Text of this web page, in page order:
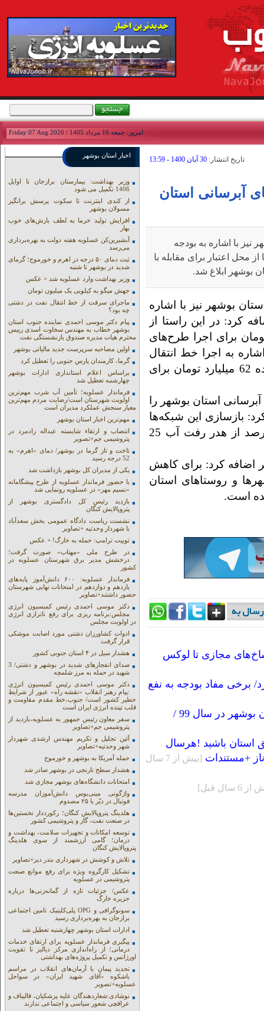
امروز: جمعه 16 مرداد 1405 / Friday 07 Aug 2026
تاريخ انتشار: 30 آبان 1400 - 13:59
آبرسانی استان
با اشاره به بودجه
محل اعتبار برای مقابله با
بوشهر نیز با اشاره
کرد: در این راستا از
با تنش آبی 273 میلیارد تومان برای اجرا طرح‌های
به اجرا خط انتقال
آبرسانی بوشهر تصریح کرد: از محل اعتبار یاد شده 62 میلیارد تومان برای
آبرسانی استان بوشهر را
بازسازی این شبکه‌ها
در دستور کار قرار دارد و برای کاهش هر یک درصد از هدر رفت آب 25
اضافه کرد: برای کاهش
و روستاهای استان
مجازی تا لوکس
برخی مفاد بودجه به نفع
در فقدان اطلاع رسانی وضعیت نامعلوم بودجه استان بوشهر در سال 99 /
استان باشید !هرسال
+مستندات
[بيش از 7 سال
سال قبل]
اخبار استان بوشهر
وزیر بهداشت: بیمارستان برازجان تا اوایل
1406 تکمیل می شود
از کندی اینترنت تا سکوت پرسش برانگیز
مسولان بوشهر
افزایش تولید خرما به لطف بارش‌های خوب
بهار
آبشیرین‌کن عسلویه هفته دولت به بهره‌برداری
می‌رسد
ثبت دمای ۵۰ درجه در اهرم و خورموج؛ گرمای
شدید در بوشهر تا شنبه
وزیر بهداشت وارد عسلویه شد + عکس
جهش میگو به کیلویی یک میلیون تومان
ماجرای سرقت از خط انتقال نفت در دشتی
چه بود؟
پیام دکتر موسی احمدی نماینده جنوب استان
بوشهر خطاب به مهندس سخاوت اسدی رییس
محترم هیات مدیره صندوق بازنشستگی نفت
اولین مصاحبه سرپرست جدید مالیاتی بوشهر
گرما، کارمندان پارس جنوبی را تعطیل کرد
براساس اعلام استانداری ادارات بوشهر
چهارشنبه تعطیل شد
فرماندار عسلویه؛ تأمین آب شرب مهم‌ترین
اولویت شهرستان است/رضایت مردم مهم‌ترین
معیار سنجش عملکرد مدیران است
مهم‌ترین اخبار استان بوشهر
انتصاب و ارتقاء شایسته عبداله رادمرد در
پتروشیمی جم+تصویر
تاخت و تاز گرما در بوشهر/ دمای «اهرم» به
52 درجه رسید
یکی از مدیران کل بوشهر بازداشت شد
با حضور فرماندار عسلویه از طرح پیشگامانه
«نسیم مهر» در عسلویه رونمایی شد
بازدید رئیس کل دادگستری بوشهر از
پتروپالایش کنگان
نشست ریاست دادگاه عمومی بخش سعدآباد
با شهردار وحدتیه +تصاویر
توییت ترامپ: حمله به خارگ! + عکس
در طرح ملی «مهتاب» صورت گرفت؛
درخشش مدیر برق شهرستان عسلویه در
کشور
فرماندار عسلویه: ۶۰۰ دانش‌آموز پایه‌های
یازدهم و دوازدهم در امتحانات نهایی شهرستان
حضور داشتند+تصاویر
دکتر موسی احمدی رئیس کمیسیون انرژی
مجلس:برنامه ریزی برای رفع ناترازی انرژی
در اولویت مجلس
ادوات کشاورزان دشتی مورد اصابت موشکی
قرار گرفت
هشدار سیل در ۴ استان جنوبی کشور
صدای انفجارهای شدید در بوشهر و دشتی/ 3
شهید در حمله به مرز شلمچه
دکتر موسی احمدی رئیس کمیسیون انرژی
:پیام رهبر انقلاب «نقشه راه» عبور از شرایط
خطیر کشور است/ جنوب،خط مقدم مقاومت و
قلب تپنده انرژی ایران است
سفر معاون رئیس جمهور به عسلویه،بازدید از
پتروشیمی جم+تصاویر
آئین تجلیل و تکریم مهندس ارشدی شهردار
شهر وحدتیه+تصاویر
حمله آمریکا به بوشهر و خورموج
هشدار سطح نارنجی در بوشهر صادر شد
امتحانات دانشگاه‌های بوشهر مجازی شد
واژگونی مینی‌بوس دانش‌آموزان مدرسه
فوتبال در دیّر با ۲۵ مصدوم
هلدینگ پتروپالایش کنگان؛ رکورددار نخستین‌ها
در صنعت نفت، گاز و پتروشیمی کشور
توسعه امکانات و تجهیزات سلامت، بهداشت و
درمان؛ گامی ارزشمند از سوی هلدینگ
پتروپالایش کنگان
تلاش و کوشش در شهرداری بندر دیر+تصاویر
تشکیل کارگروه ویژه برای رفع موانع صنعت
پتروشیمی در عسلویه
عکس/ جزئیات تازه از گمانه‌زنی‌ها درباره
جزیره خارگ
سونوگرافی و OPG پلی‌کلینیک تامین اجتماعی
برازجان به بهره‌برداری رسید
ادارات استان بوشهر چهارشنبه تعطیل شد
پیگیری فرماندار عسلویه برای ارتقای خدمات
درمانی؛ از راه‌اندازی مرکز دیالیز تا تقویت
اورژانس و تکمیل پروژه‌های بهداشتی
تجدید پیمان با آرمان‌های انقلاب در مراسم
باشکوه «آقای شهید ایران» در سواحل
عسلویه+تصویر
نوشادی:شعاردهندگان علیه پزشکیان، قالیباف و
عراقچی شعور سیاسی و اجتماعی ندارند